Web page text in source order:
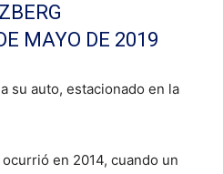
MAYO DE 2019
su auto, estacionado en la
en 2014, cuando un